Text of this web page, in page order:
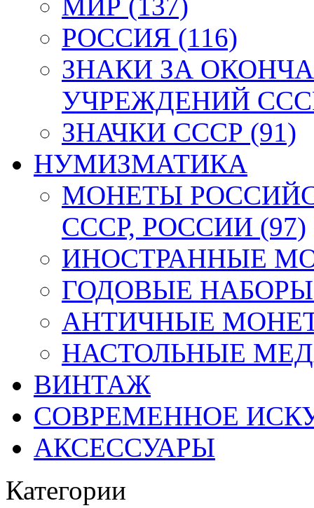
РОССИЯ (116)
ЗНАКИ ЗА
УЧРЕЖДЕНИЙ
ЗНАЧКИ СССР (91)
НУМИЗМАТИКА
МОНЕТЫ
СССР, РОССИИ (97)
ИНОСТРАННЫЕ
ГОДОВЫЕ НАБОРЫ
АНТИЧНЫЕ
НАСТОЛЬНЫЕ
ВИНТАЖ
СОВРЕМЕННОЕ
АКСЕССУАРЫ
Категории